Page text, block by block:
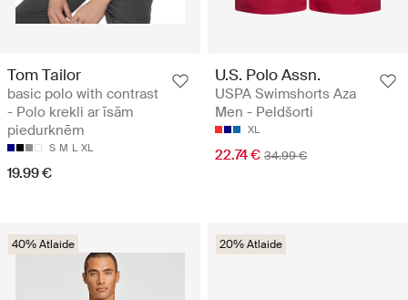
Tom Tailor
basic polo with contrast
- Polo krekli ar īsām
piedurknēm
S M L XL
19.99 €
U.S. Polo Assn.
USPA Swimshorts Aza
Men - Peldšorti
XL
22.74 € 34.99 €
40% Atlaide 20% Atlaide